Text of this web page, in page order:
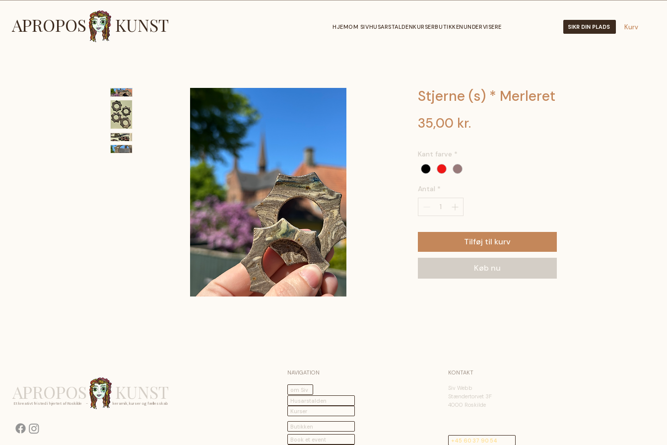
APROPOS KUNST HJEMOM SIVHUSARSTALDENKURSERBUTIKKENUNDERVISERE SIKR DIN PLADS Kurv
Stjerne (s) * Merleret
35,00 kr.
Kant farve *
Antal *
Tilføj til kurv
Køb nu
APROPOS KUNST
Et kreativt fristed i hjertet af Roskilde - keramik, kurser og fællesskab
NAVIGATION
om Siv
Husarstalden
Kurser
Butikken
Book et event
KONTAKT
Siv Webb
Stændertorvet 3F
4000 Roskilde
+45 60 37 90 54